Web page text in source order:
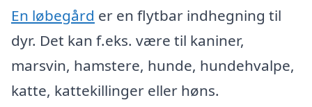
En løbegård er en flytbar indhegning til
dyr. Det kan f.eks. være til kaniner,
marsvin, hamstere, hunde, hundehvalpe,
katte, kattekillinger eller høns.